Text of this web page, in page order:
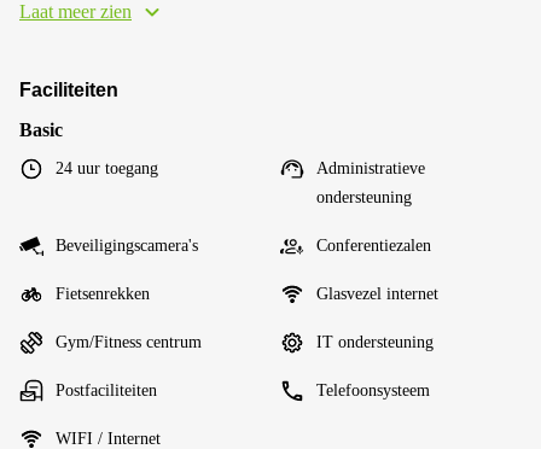
Laat meer zien
Faciliteiten
Basic
24 uur toegang
Administratieve
ondersteuning
Beveiligingscamera's Conferentiezalen
Fietsenrekken Glasvezel internet
Gym/Fitness centrum IT ondersteuning
Postfaciliteiten Telefoonsysteem
WIFI / Internet